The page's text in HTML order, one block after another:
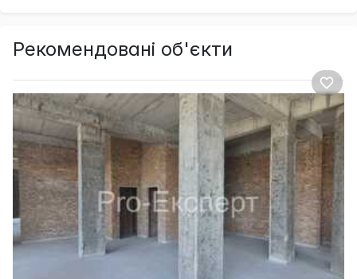
Рекомендовані об'єкти